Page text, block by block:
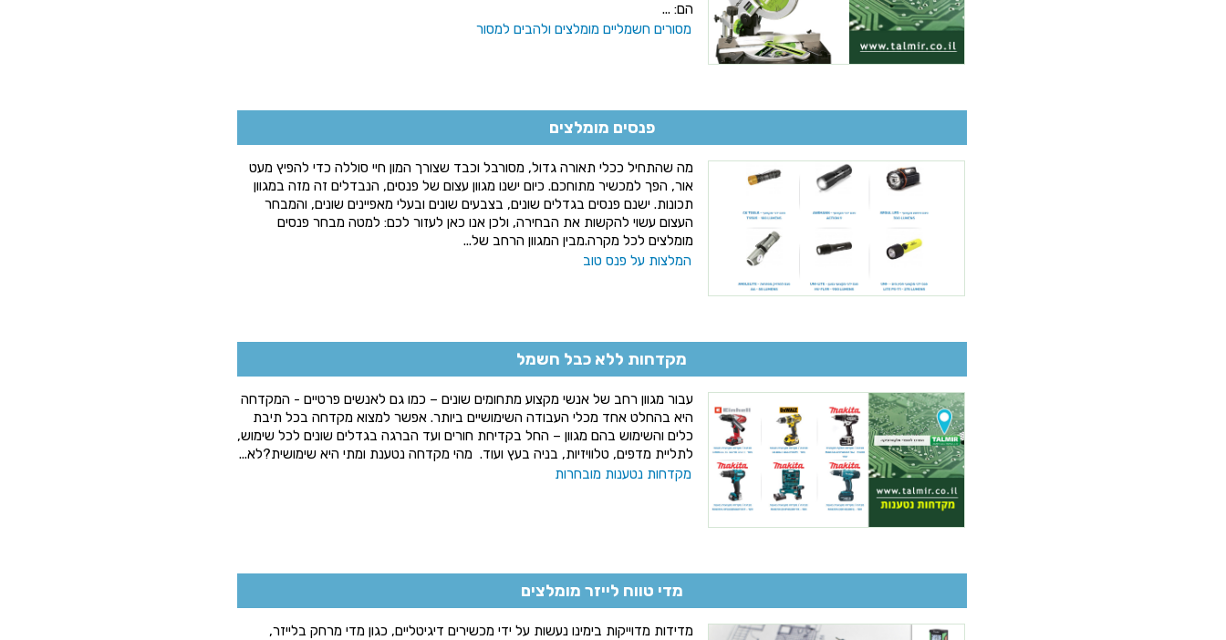
הם: ...
מסורים חשמליים מומלצים ולהבים למסור
פנסים מומלצים
מה שהתחיל ככלי תאורה גדול, מסורבל וכבד שצורך המון חיי סוללה כדי להפיץ מעט
אור, הפך למכשיר מתוחכם. כיום ישנו מגוון עצום של פנסים, הנבדלים זה מזה במגוון
תכונות. ישנם פנסים בגדלים שונים, בצבעים שונים ובעלי מאפיינים שונים, והמבחר
העצום עשוי להקשות את הבחירה, ולכן אנו כאן לעזור לכם: למטה מבחר פנסים
מומלצים לכל מקרה.מבין המגוון הרחב של...
המלצות על פנס טוב
מקדחות ללא כבל חשמל
עבור מגוון רחב של אנשי מקצוע מתחומים שונים – כמו גם לאנשים פרטיים - המקדחה
היא בהחלט אחד מכלי העבודה השימושיים ביותר. אפשר למצוא מקדחה בכל תיבת
כלים והשימוש בהם מגוון – החל בקדיחת חורים ועד הברגה בגדלים שונים לכל שימוש,
לתליית מדפים, טלוויזיות, בניה בעץ ועוד. מהי מקדחה נטענת ומתי היא שימושית?לא...
מקדחות נטענות מובחרות
מדי טווח לייזר מומלצים
מדידות מדוייקות בימינו נעשות על ידי מכשירים דיגיטליים, כגון מדי מרחק בלייזר,